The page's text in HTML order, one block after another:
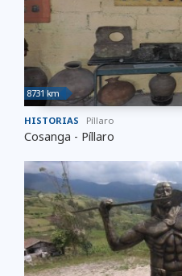
8731 km
HISTORIAS Píllaro
Cosanga - Píllaro